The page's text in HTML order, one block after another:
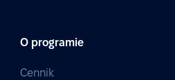
O programie
Cennik